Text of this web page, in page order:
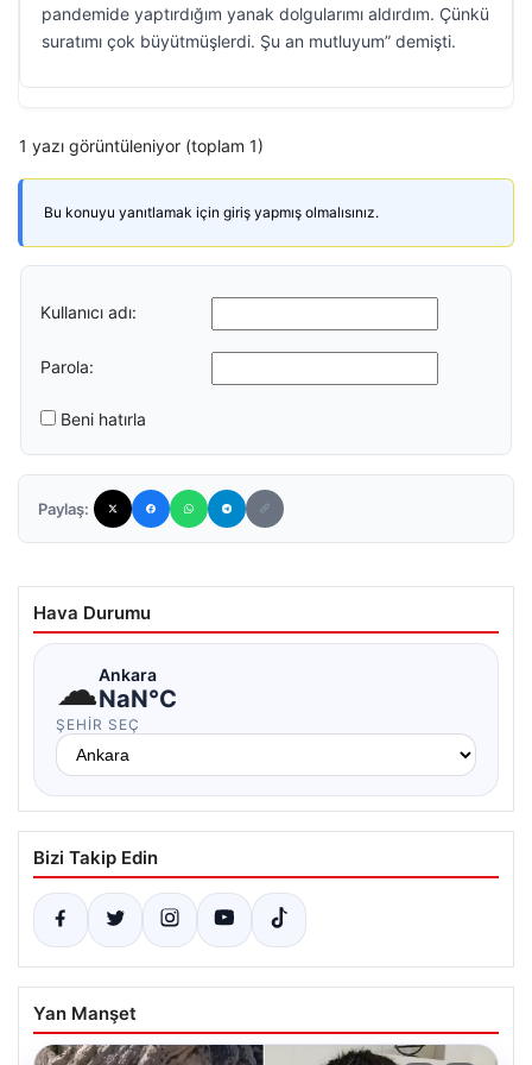
pandemide yaptırdığım yanak dolgularımı aldırdım. Çünkü
suratımı çok büyütmüşlerdi. Şu an mutluyum” demişti.
1 yazı görüntüleniyor (toplam 1)
Bu konuyu yanıtlamak için giriş yapmış olmalısınız.
Kullanıcı adı:
Parola:
Beni hatırla
Paylaş:
Hava Durumu
☁Ankara
NaN°C
ŞEHIR SEÇ
Bizi Takip Edin
Yan Manşet